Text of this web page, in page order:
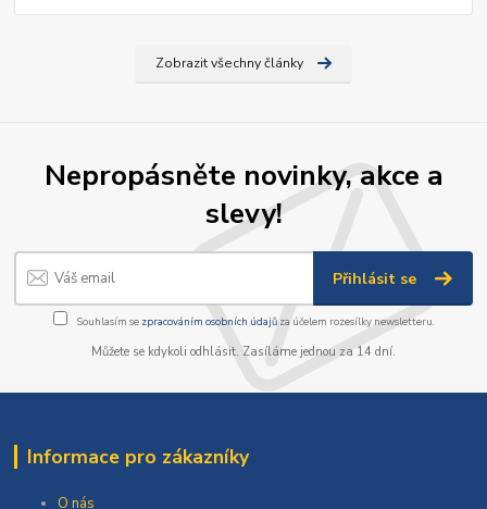
Zobrazit všechny články
Nepropásněte novinky, akce a
slevy!
Přihlásit se
Souhlasím se zpracováním osobních údajůza účelem rozesílky newsletteru.
Můžete se kdykoli odhlásit. Zasíláme jednou za 14 dní.
Informace pro zákazníky
O nás